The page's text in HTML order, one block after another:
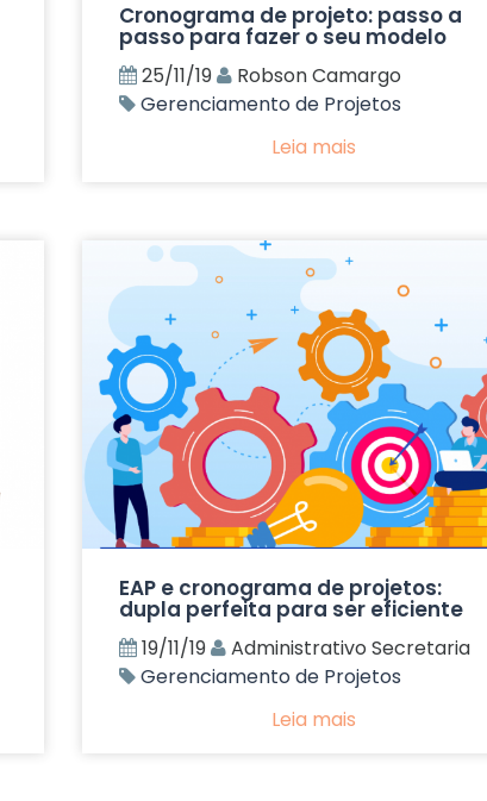
Cronograma de projeto: passo a
passo para fazer o seu modelo
25/11/19
Robson Camargo
Gerenciamento de Projetos
Leia mais
EAP e cronograma de projetos:
dupla perfeita para ser eficiente
19/11/19
Administrativo Secretaria
Gerenciamento de Projetos
Leia mais